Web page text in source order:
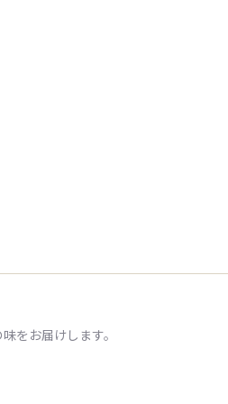
をお届けします。